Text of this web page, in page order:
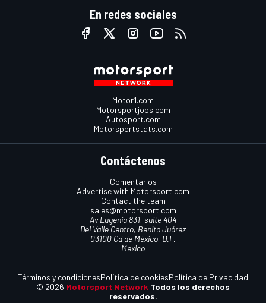
En redes sociales
Motor1.com
Motorsportjobs.com
Autosport.com
Motorsportstats.com
Contáctenos
Comentarios
Advertise with Motorsport.com
Contact the team
sales@motorsport.com
Av Eugenia 831, suite 404
Del Valle Centro, Benito Juárez
03100 Cd de México, D.F.
Mexico
© 2026 Motorsport Network Todos los derechos
reservados.
Términos y condicionesPolítica de cookiesPolítica de Privacidad